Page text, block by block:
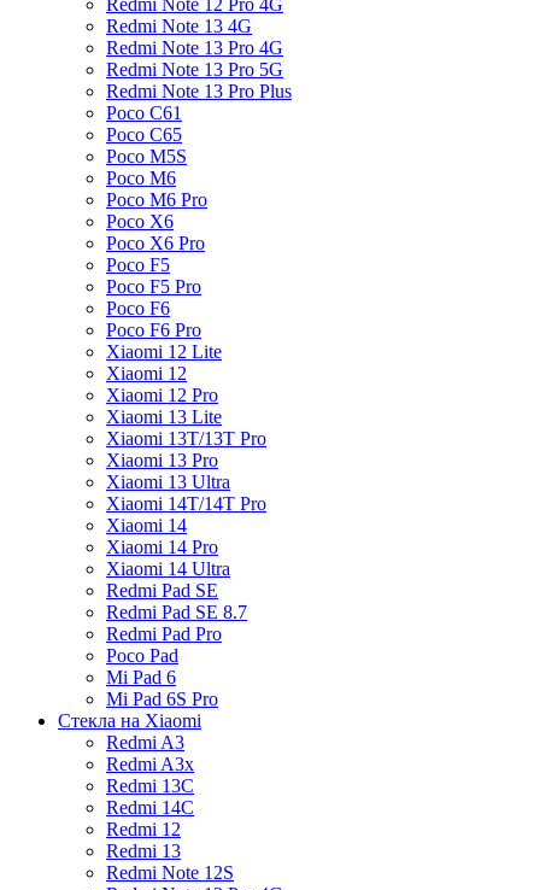
Redmi Note 13 4G
Redmi Note 13 Pro 4G
Redmi Note 13 Pro 5G
Redmi Note 13 Pro Plus
Poco C61
Poco C65
Poco M5S
Poco M6
Poco M6 Pro
Poco X6
Poco X6 Pro
Poco F5
Poco F5 Pro
Poco F6
Poco F6 Pro
Xiaomi 12 Lite
Xiaomi 12
Xiaomi 12 Pro
Xiaomi 13 Lite
Xiaomi 13T/13T Pro
Xiaomi 13 Pro
Xiaomi 13 Ultra
Xiaomi 14T/14T Pro
Xiaomi 14
Xiaomi 14 Pro
Xiaomi 14 Ultra
Redmi Pad SE
Redmi Pad SE 8.7
Redmi Pad Pro
Poco Pad
Mi Pad 6
Mi Pad 6S Pro
Стекла на Xiaomi
Redmi A3
Redmi A3x
Redmi 13C
Redmi 14C
Redmi 12
Redmi 13
Redmi Note 12S